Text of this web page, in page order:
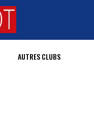
AUTRES CLUBS